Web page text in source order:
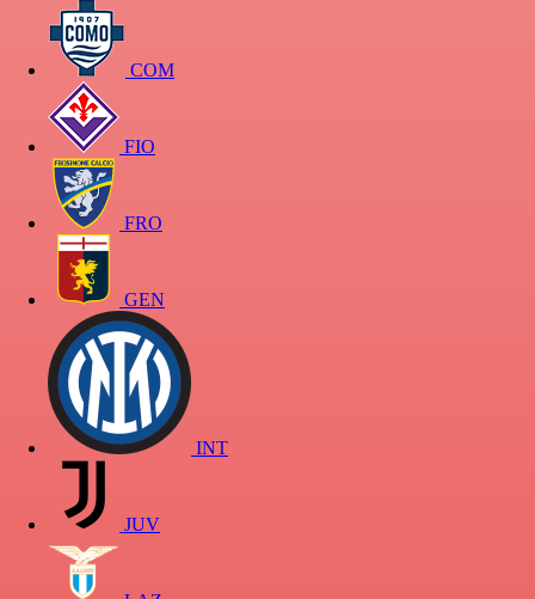
COM
FIO
FRO
GEN
INT
JUV